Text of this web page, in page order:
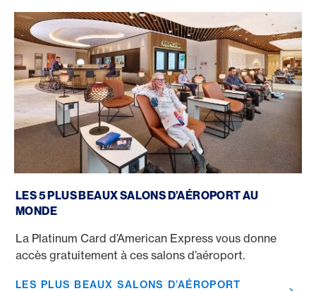
LES 5 PLUS BEAUX SALONS D’AÉROPORT AU
MONDE
La Platinum Card d’American Express vous donne
accès gratuitement à ces salons d’aéroport.
LES PLUS BEAUX SALONS D’AÉROPORT